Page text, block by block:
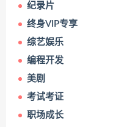
纪录片
终身VIP专享
综艺娱乐
编程开发
美剧
考试考证
职场成长